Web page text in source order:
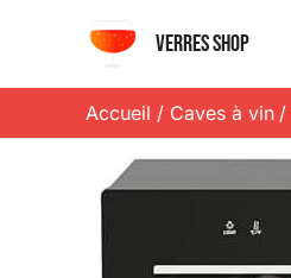
contenu
Verres shop
Accueil Caves à vin